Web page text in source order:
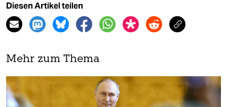
Diesen Artikel teilen
Mehr zum Thema